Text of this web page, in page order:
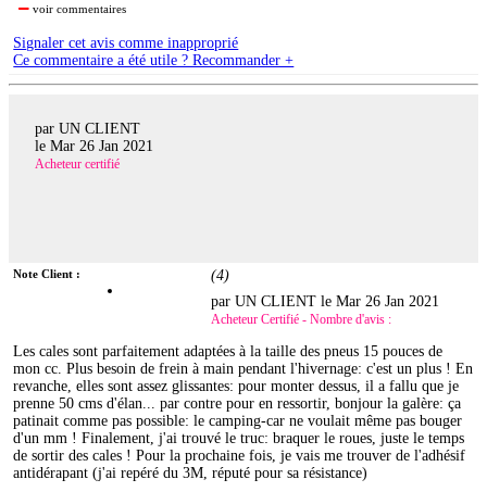
voir commentaires
Signaler cet avis comme inapproprié
Ce commentaire a été utile ? Recommander +
par UN CLIENT
le Mar 26 Jan 2021
Acheteur certifié
Note Client : (4)
par UN CLIENT leMar 26 Jan 2021
Acheteur Certifié - Nombre d'avis :
Les cales sont parfaitement adaptées à la taille des pneus 15 pouces de
mon cc. Plus besoin de frein à main pendant l'hivernage: c'est un plus ! En
revanche, elles sont assez glissantes: pour monter dessus, il a fallu que je
prenne 50 cms d'élan... par contre pour en ressortir, bonjour la galère: ça
patinait comme pas possible: le camping-car ne voulait même pas bouger
d'un mm ! Finalement, j'ai trouvé le truc: braquer le roues, juste le temps
de sortir des cales ! Pour la prochaine fois, je vais me trouver de l'adhésif
antidérapant (j'ai repéré du 3M, réputé pour sa résistance)